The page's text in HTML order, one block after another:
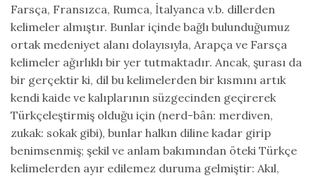
Farsça, Fransızca, Rumca, İtalyanca v.b. dillerden
kelimeler almıştır. Bunlar içinde bağlı bulunduğumuz
ortak medeniyet alanı dolayısıyla, Arapça ve Farsça
kelimeler ağırlıklı bir yer tutmaktadır. Ancak, şurası da
bir gerçektir ki, dil bu kelimelerden bir kısmını artık
kendi kaide ve kalıplarının süzgecinden geçirerek
Türkçeleştirmiş olduğu için (nerd-bân: merdiven,
zukak: sokak gibi), bunlar halkın diline kadar girip
benimsenmiş; şekil ve anlam bakımından öteki Türkçe
kelimelerden ayır edilemez duruma gelmiştir: Akıl,